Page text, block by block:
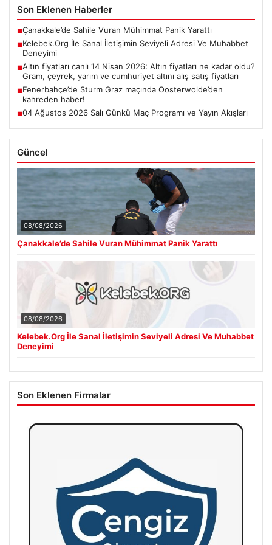
Son Eklenen Haberler
■Çanakkale’de Sahile Vuran Mühimmat Panik Yarattı
■Kelebek.Org İle Sanal İletişimin Seviyeli Adresi Ve Muhabbet
Deneyimi
■Altın fiyatları canlı 14 Nisan 2026: Altın fiyatları ne kadar oldu?
Gram, çeyrek, yarım ve cumhuriyet altını alış satış fiyatları
■Fenerbahçe’de Sturm Graz maçında Oosterwolde’den
kahreden haber!
■04 Ağustos 2026 Salı Günkü Maç Programı ve Yayın Akışları
Güncel
08/08/2026
Çanakkale’de Sahile Vuran Mühimmat Panik Yarattı
08/08/2026
Kelebek.Org İle Sanal İletişimin Seviyeli Adresi Ve Muhabbet
Deneyimi
Son Eklenen Firmalar